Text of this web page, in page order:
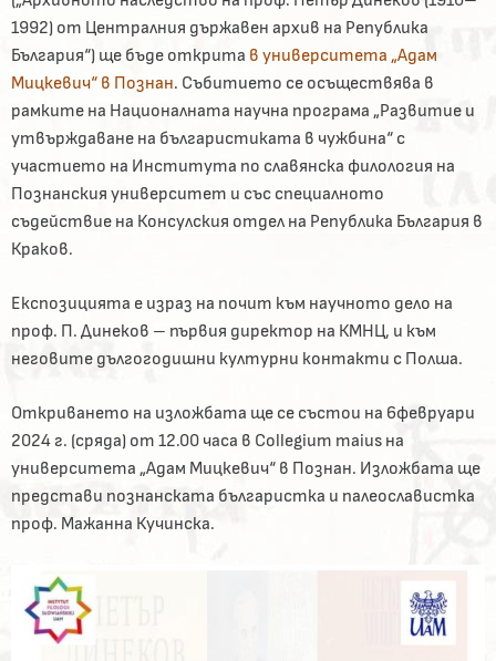
1992) от Централния държавен архив на Република
България“) ще бъде открита в университета „Адам
Мицкевич“ в Познан. Събитието се осъществява в
рамките на Националната научна програма „Развитие и
утвърждаване на българистиката в чужбина“ с
участието на Института по славянска филология на
Познанския университет и със специалното
съдействие на Консулския отдел на Република България в
Краков.
Експозицията е израз на почит към научното дело на
проф. П. Динеков – първия директор на КМНЦ, и към
неговите дългогодишни културни контакти с Полша.
Откриването на изложбата ще се състои на 6февруари
2024 г. (сряда) от 12.00 часа в Collegium maius на
университета „Адам Мицкевич“ в Познан. Изложбата ще
представи познанската българистка и палеославистка
проф. Мажанна Кучинска.